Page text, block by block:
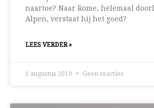
naartoe? Naar Rome, helemaal
Alpen, verstaat hij het goed?
LEES VERDER »
1 augustus 2019 Geen reacties